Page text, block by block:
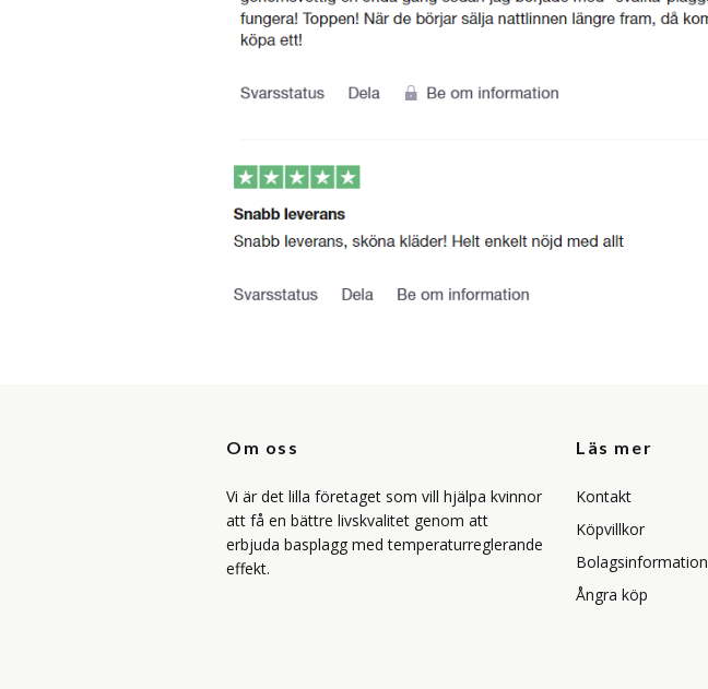
Om oss
Vi är det lilla företaget som vill hjälpa kvinnor
att få en bättre livskvalitet genom att
erbjuda basplagg med temperaturreglerande
effekt.
Läs mer
Kontakt
Köpvillkor
Bolagsinformation
Ångra köp